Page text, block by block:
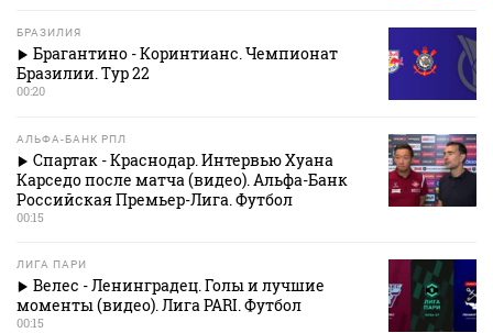
БРАЗИЛИЯ
Брагантино - Коринтианс. Чемпионат
Бразилии. Тур 22
00:20
АЛЬФА-БАНК РПЛ
Спартак - Краснодар. Интервью Хуана
Карседо после матча (видео). Альфа-Банк
Российская Премьер-Лига. Футбол
00:15
ЛИГА ПАРИ
Велес - Ленинградец. Голы и лучшие
моменты (видео). Лига PARI. Футбол
00:15